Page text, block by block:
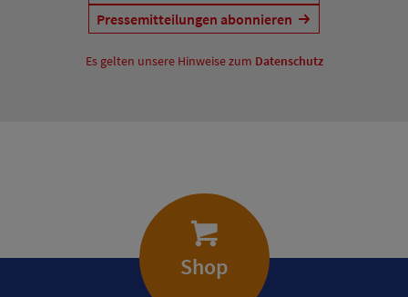
Pressemitteilungen abonnieren
Es gelten unsere Hinweise zum Datenschutz
Shop